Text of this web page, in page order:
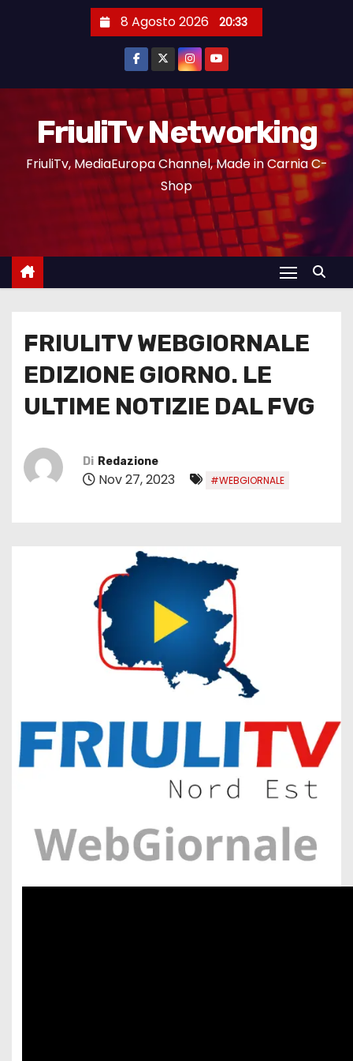
8 Agosto 2026 20:33
FriuliTv Networking
FriuliTv, MediaEuropa Channel, Made in Carnia C-
Shop
FRIULITV WEBGIORNALE
EDIZIONE GIORNO. LE
ULTIME NOTIZIE DAL FVG
Di Redazione
Nov 27, 2023 #WEBGIORNALE